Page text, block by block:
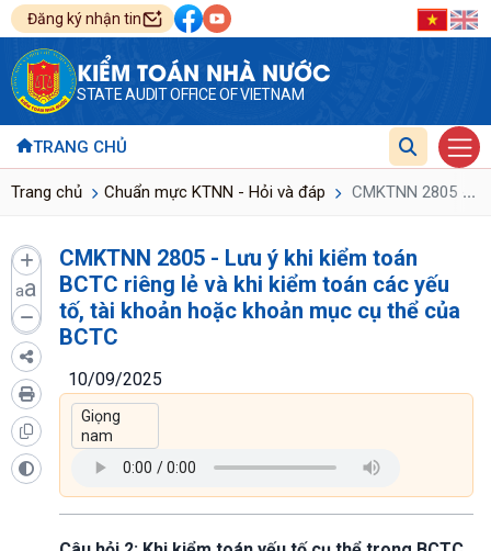
Đăng ký nhận tin
KIỂM TOÁN NHÀ NƯỚC
STATE AUDIT OFFICE OF VIETNAM
TRANG CHỦ
Trang chủ Chuẩn mực KTNN - Hỏi và đáp CMKTNN 2805 -...
aa
CMKTNN 2805 - Lưu ý khi kiểm toán
BCTC riêng lẻ và khi kiểm toán các yếu
tố, tài khoản hoặc khoản mục cụ thể của
BCTC
10/09/2025